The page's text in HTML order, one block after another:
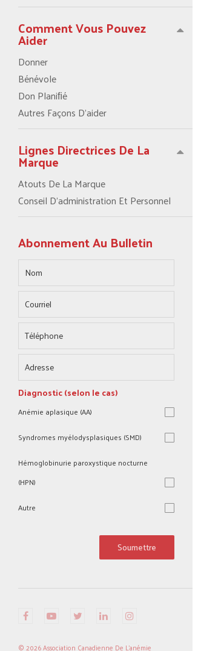
Comment Vous Pouvez
Aider
Donner
Bénévole
Don Planiﬁé
Autres Façons D’aider
Lignes Directrices De La
Marque
Atouts De La Marque
Conseil D’administration Et Personnel
Abonnement Au Bulletin
Diagnostic (selon le cas)
Anémie aplasique (AA)
Syndromes myélodysplasiques (SMD)
Hémoglobinurie paroxystique nocturne
(HPN)
Autre
Soumettre
© 2026 Association Canadienne De L'anémie